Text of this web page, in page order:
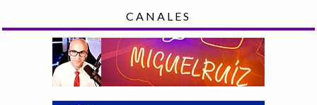
CANALES